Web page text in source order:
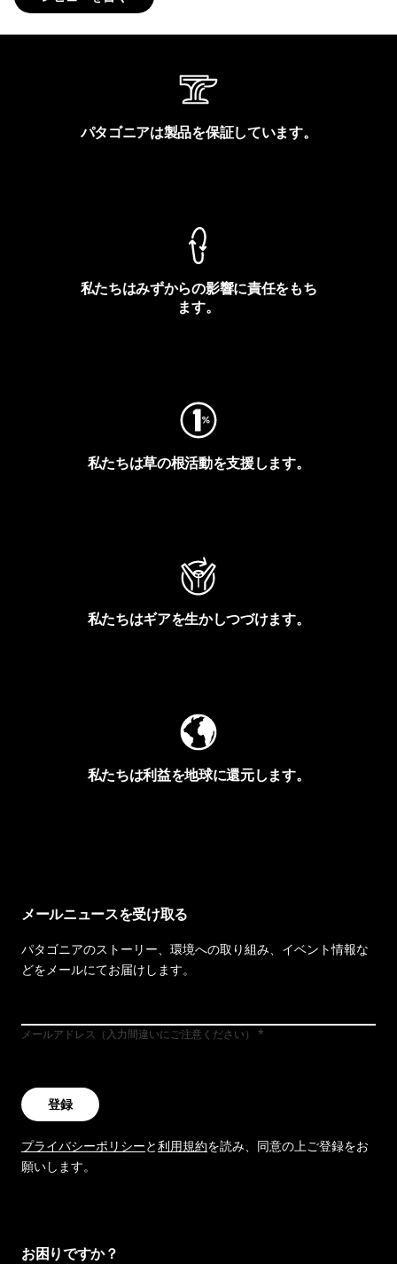
パタゴニアは製品を保証しています。
私たちはみずからの影響に責任をもち
ます。
私たちは草の根活動を支援します。
私たちはギアを生かしつづけます。
私たちは利益を地球に還元します。
メールニュースを受け取る
パタゴニアのストーリー、環境への取り組み、イベント情報な
どをメールにてお届けします。
メールアドレス（入力間違いにご注意ください）
登録
プライバシーポリシーと利用規約を読み、同意の上ご登録をお
願いします。
お困りですか？